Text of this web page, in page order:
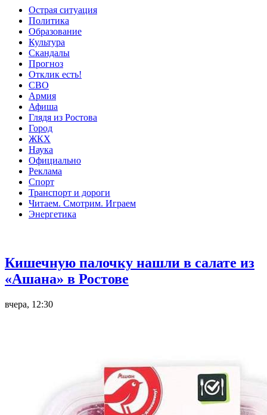
Острая ситуация
Политика
Образование
Культура
Скандалы
Прогноз
Отклик есть!
СВО
Армия
Афиша
Глядя из Ростова
Город
ЖКХ
Наука
Официально
Реклама
Спорт
Транспорт и дороги
Читаем. Смотрим. Играем
Энергетика
Кишечную палочку нашли в салате из
«Ашана» в Ростове
вчера, 12:30